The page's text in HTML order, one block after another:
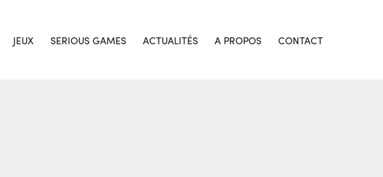
JEUX SERIOUS GAMES ACTUALITÉS A PROPOS CONTACT